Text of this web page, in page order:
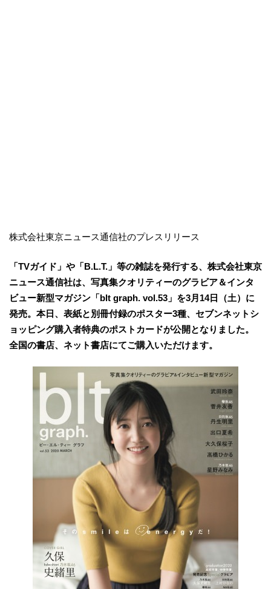
株式会社東京ニュース通信社のプレスリリース
「TVガイド」や「B.L.T.」等の雑誌を発行する、株式会社東京
ニュース通信社は、写真集クオリティーのグラビア＆インタ
ビュー新型マガジン「blt graph. vol.53」を3月14日（土）に
発売。本日、表紙と別冊付録のポスター3種、セブンネットシ
ョッピング購入者特典のポストカードが公開となりました。
全国の書店、ネット書店にてご購入いただけます。